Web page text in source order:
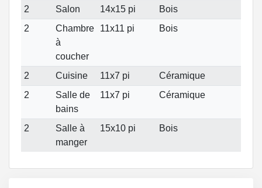
2
Salon 14x15 pi
Bois
2
Chambre
à
coucher
11x11 pi Bois
2 Cuisine 11x7 pi
Céramique
2
Salle de
bains
11x7 pi Céramique
2
Salle à
manger
15x10 pi Bois